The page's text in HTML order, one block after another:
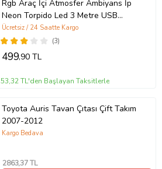
Rgb Araç İçi Atmosfer Ambiyans İp
Neon Torpido Led 3 Metre USB
Girişli
(3)
Ücretsiz / 24 Saatte Kargo
499,90 TL
53,32 TL'den Başlayan Taksitlerle
Toyota Auris Tavan Çıtası Çift Takım
2007-2012
Kargo Bedava
2863,37 TL